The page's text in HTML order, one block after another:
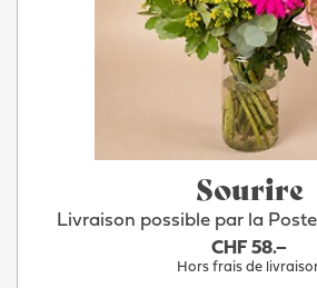
Sourire
Livraison possible par la Poste
CHF 58.–
Hors frais de